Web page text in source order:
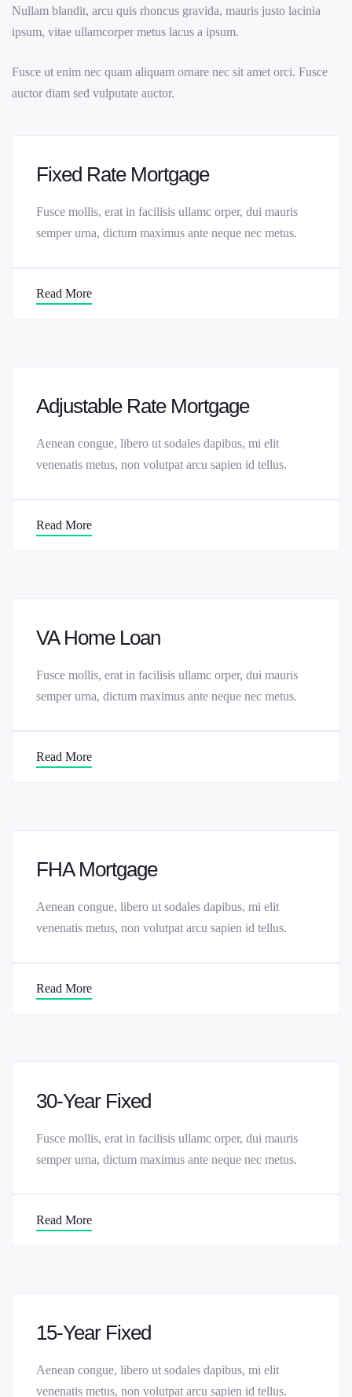
Nullam blandit, arcu quis rhoncus gravida, mauris justo lacinia
ipsum, vitae ullamcorper metus lacus a ipsum.
Fusce ut enim nec quam aliquam ornare nec sit amet orci. Fusce
auctor diam sed vulputate auctor.
Fixed Rate Mortgage
Fusce mollis, erat in facilisis ullamc orper, dui mauris
semper urna, dictum maximus ante neque nec metus.
Read More
Adjustable Rate Mortgage
Aenean congue, libero ut sodales dapibus, mi elit
venenatis metus, non volutpat arcu sapien id tellus.
Read More
VA Home Loan
Fusce mollis, erat in facilisis ullamc orper, dui mauris
semper urna, dictum maximus ante neque nec metus.
Read More
FHA Mortgage
Aenean congue, libero ut sodales dapibus, mi elit
venenatis metus, non volutpat arcu sapien id tellus.
Read More
30-Year Fixed
Fusce mollis, erat in facilisis ullamc orper, dui mauris
semper urna, dictum maximus ante neque nec metus.
Read More
15-Year Fixed
Aenean congue, libero ut sodales dapibus, mi elit
venenatis metus, non volutpat arcu sapien id tellus.